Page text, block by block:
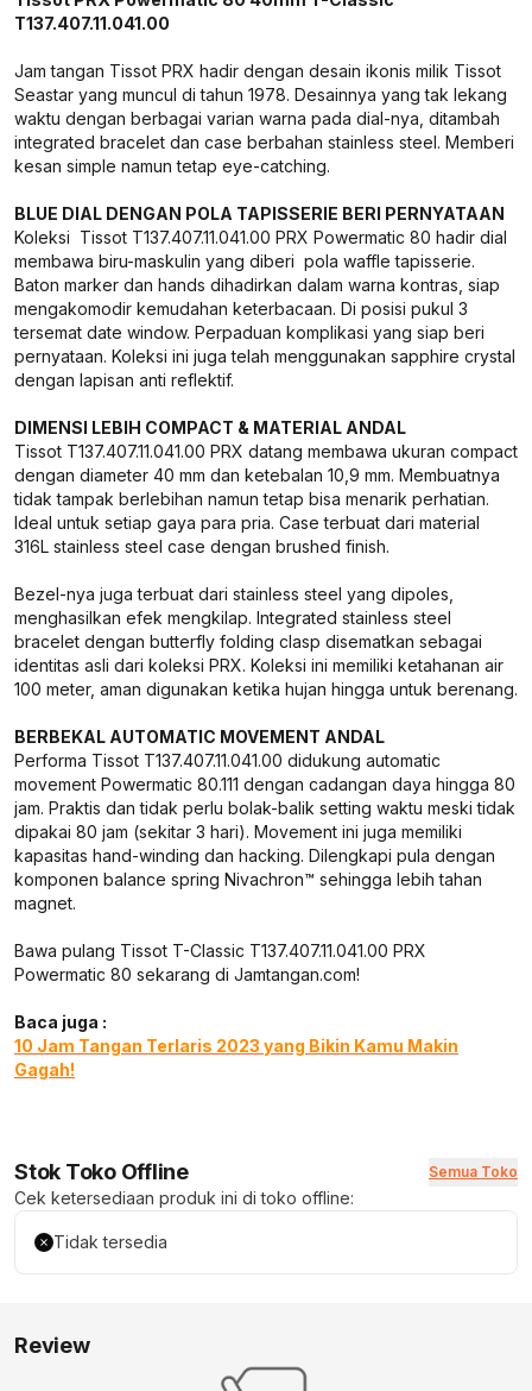
T137.407.11.041.00
Jam tangan Tissot PRX hadir dengan desain ikonis milik Tissot
Seastar yang muncul di tahun 1978. Desainnya yang tak lekang
waktu dengan berbagai varian warna pada dial-nya, ditambah
integrated bracelet dan case berbahan stainless steel. Memberi
kesan simple namun tetap eye-catching.
BLUE DIAL DENGAN POLA TAPISSERIE BERI PERNYATAAN
Koleksi Tissot T137.407.11.041.00 PRX Powermatic 80 hadir dial
membawa biru-maskulin yang diberi pola waffle tapisserie.
Baton marker dan hands dihadirkan dalam warna kontras, siap
mengakomodir kemudahan keterbacaan. Di posisi pukul 3
tersemat date window. Perpaduan komplikasi yang siap beri
pernyataan. Koleksi ini juga telah menggunakan sapphire crystal
dengan lapisan anti reflektif.
DIMENSI LEBIH COMPACT & MATERIAL ANDAL
Tissot T137.407.11.041.00 PRX datang membawa ukuran compact
dengan diameter 40 mm dan ketebalan 10,9 mm. Membuatnya
tidak tampak berlebihan namun tetap bisa menarik perhatian.
Ideal untuk setiap gaya para pria. Case terbuat dari material
316L stainless steel case dengan brushed finish.
Bezel-nya juga terbuat dari stainless steel yang dipoles,
menghasilkan efek mengkilap. Integrated stainless steel
bracelet dengan butterfly folding clasp disematkan sebagai
identitas asli dari koleksi PRX. Koleksi ini memiliki ketahanan air
100 meter, aman digunakan ketika hujan hingga untuk berenang.
BERBEKAL AUTOMATIC MOVEMENT ANDAL
Performa Tissot T137.407.11.041.00 didukung automatic
movement Powermatic 80.111 dengan cadangan daya hingga 80
jam. Praktis dan tidak perlu bolak-balik setting waktu meski tidak
dipakai 80 jam (sekitar 3 hari). Movement ini juga memiliki
kapasitas hand-winding dan hacking. Dilengkapi pula dengan
komponen balance spring Nivachron™ sehingga lebih tahan
magnet.
Bawa pulang Tissot T-Classic T137.407.11.041.00 PRX
Powermatic 80 sekarang di Jamtangan.com!
Baca juga :
10 Jam Tangan Terlaris 2023 yang Bikin Kamu Makin
Gagah!
Stok Toko Offline Semua Toko
Cek ketersediaan produk ini di toko offline:
Tidak tersedia
Review